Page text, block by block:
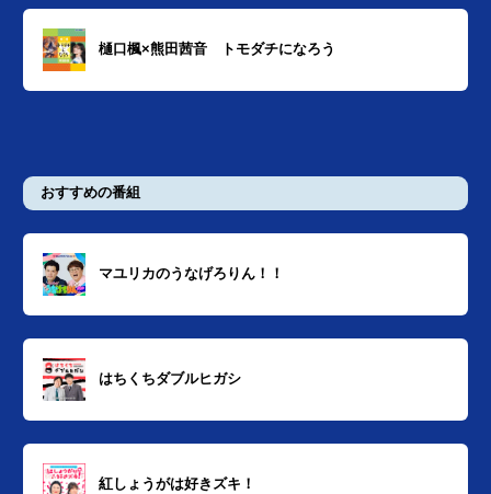
樋口楓×熊田茜音 トモダチになろう
おすすめの番組
マユリカのうなげろりん！！
はちくちダブルヒガシ
紅しょうがは好きズキ！